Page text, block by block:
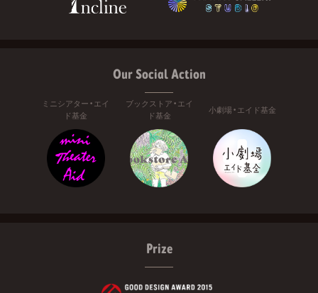
Our Social Action
ミニシアター・エイ
ド基金
ブックストア・エイ
ド基金
小劇場・エイド基金
Prize